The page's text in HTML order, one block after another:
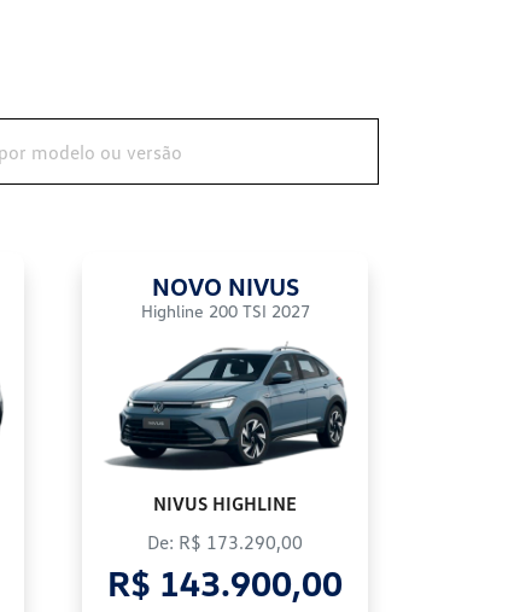
NOVO NIVUS
Highline 200 TSI 2027
NIVUS HIGHLINE
De: R$ 173.290,00
R$ 143.900,00